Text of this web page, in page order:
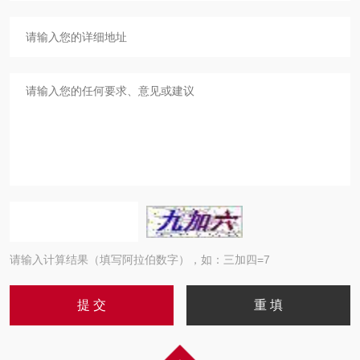
请输入计算结果（填写阿拉伯数字），如：三加四=7